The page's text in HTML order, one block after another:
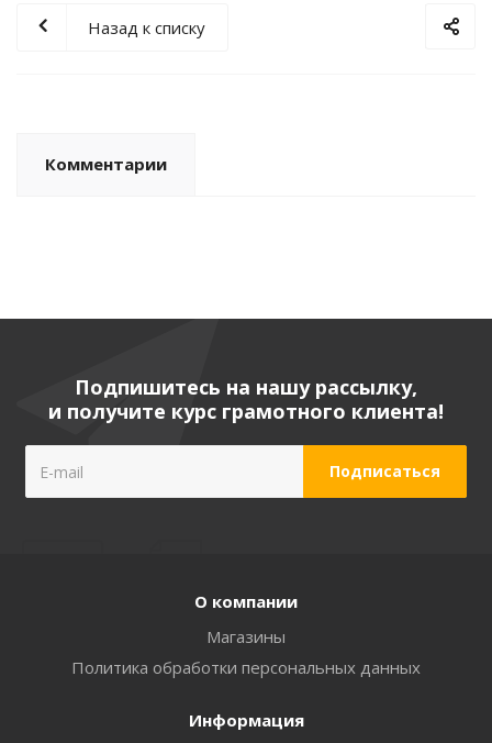
Назад к списку
Комментарии
Подпишитесь на нашу рассылку,
и получите курс грамотного клиента!
О компании
Магазины
Политика обработки персональных данных
Информация